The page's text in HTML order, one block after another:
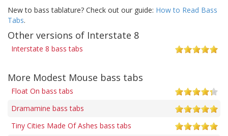
New to bass tablature? Check out our guide: How to Read Bass
Tabs.
Other versions of Interstate 8
Interstate 8 bass tabs
More Modest Mouse bass tabs
Float On bass tabs
Dramamine bass tabs
Tiny Cities Made Of Ashes bass tabs